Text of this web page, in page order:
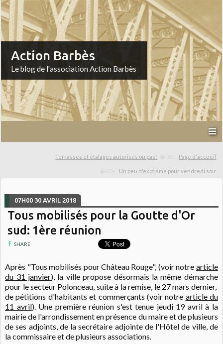
Action Barbès
Le blog de l'association Action Barbès
Terrasses et étalages autorisés ou pas? Page d'accueil
Un peu d'exotisme pour vendredi soir
07H00 30 AVRIL 2018
Tous mobilisés pour la Goutte d'Or
sud: 1ère réunion
SHARE
Après "Tous mobilisés pour Château Rouge", (voir notre article
du 31 janvier), la ville propose désormais la même démarche
pour le secteur Polonceau, suite à la remise, le 27 mars dernier,
de pétitions d'habitants et commerçants (voir notre article du
11 avril). Une première réunion s'est tenue jeudi 19 avril à la
mairie de l'arrondissement en présence du maire et de plusieurs
de ses adjoints, de la secrétaire adjointe de l'Hôtel de ville, de
la commissaire et de plusieurs associations.